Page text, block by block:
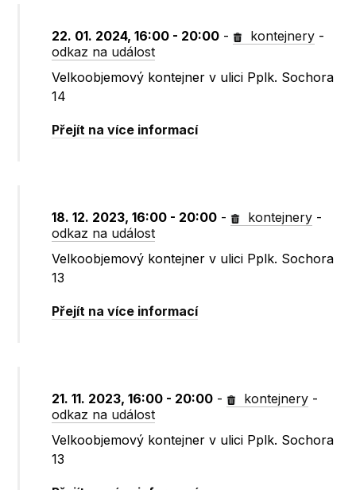
22. 01. 2024, 16:00 - 20:00 - kontejnery -
odkaz na událost
Velkoobjemový kontejner v ulici Pplk. Sochora
14
Přejít na více informací
18. 12. 2023, 16:00 - 20:00 - kontejnery -
odkaz na událost
Velkoobjemový kontejner v ulici Pplk. Sochora
13
Přejít na více informací
21. 11. 2023, 16:00 - 20:00 - kontejnery -
odkaz na událost
Velkoobjemový kontejner v ulici Pplk. Sochora
13